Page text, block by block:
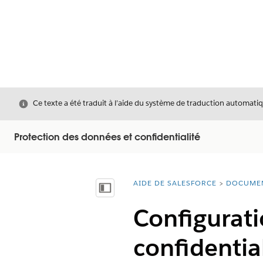
Fermer
Ce texte a été traduit à l’aide du système de traduction
Protection des données et confidentialité
Afficher la table des matières
Vous êtes ici :
AIDE DE SALESFORCE